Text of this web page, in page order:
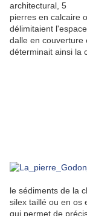
architectural, 5
pierres en calcaire
délimitaient
dalle en couverture
déterminait ainsi la
le sédiments de la
silex taillé ou en os
qui permet de